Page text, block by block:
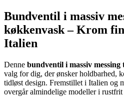
Bundventil i massiv
køkkenvask – Krom
Italien
Denne bundventil i massiv
valg for dig, der ønsker holdbarhed,
tidløst design. Fremstillet i Italien og
overgår almindelige modeller i rustfrit